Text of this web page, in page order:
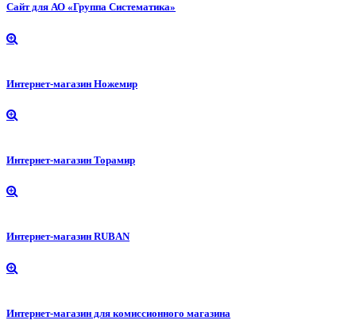
Сайт для АО «Группа Систематика»
Интернет-магазин Ножемир
Интернет-магазин Торамир
Интернет-магазин RUBAN
Интернет-магазин для комиссионного магазина